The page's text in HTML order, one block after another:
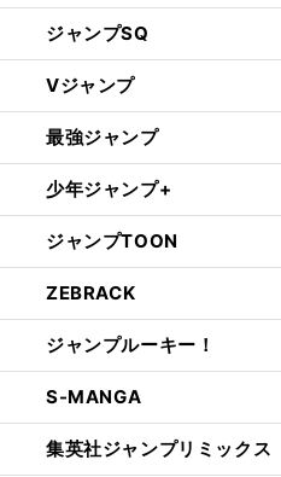
ジャンプSQ
Vジャンプ
最強ジャンプ
少年ジャンプ+
ジャンプTOON
ZEBRACK
ジャンプルーキー！
S-MANGA
集英社ジャンプリミックス